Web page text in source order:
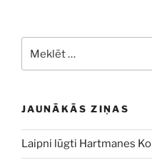
JAUNĀKĀS ZIŅAS
Laipni lūgti Hartmanes